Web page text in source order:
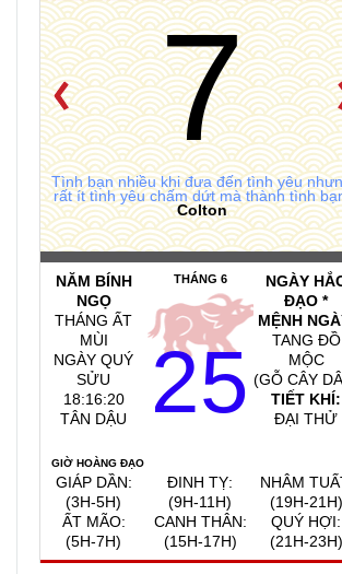
7
Tình bạn nhiều khi đưa đến tình yêu
rất ít tình yêu chấm dứt mà thành tình
Colton
NĂM BÍNH
NGỌ
THÁNG ẤT
MÙI
NGÀY QUÝ
SỬU
18:16:21
TÂN DẬU
THÁNG 6
25
NGÀY
ĐẠO *
MỆNH
TANG ĐỒ
MỘC
(GỖ CÂY
TIẾT KHÍ:
ĐẠI THỬ
GIỜ HOÀNG ĐẠO
GIÁP DẦN:
(3H-5H)
ẤT MÃO:
(5H-7H)
ĐINH TỴ:
(9H-11H)
CANH THÂN:
(15H-17H)
NHÂM
(19H-21H)
QUÝ HỢI:
(21H-23H)